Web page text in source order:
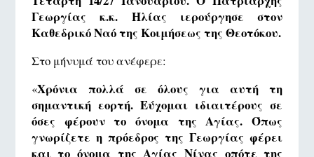
Γεωργίας κ.κ. Ηλίας ιερούργησε στον
Καθεδρικό Ναό της Κοιμήσεως της Θεοτόκου.
Στο μήνυμά του ανέφερε:
«Χρόνια πολλά σε όλους για αυτή τη
σημαντική εορτή. Εύχομαι ιδιαιτέρους σε
όσες φέρουν το όνομα της Αγίας. Όπως
γνωρίζετε η πρόεδρος της Γεωργίας φέρει
και το όνομα της Αγίας Νίνας οπότε της